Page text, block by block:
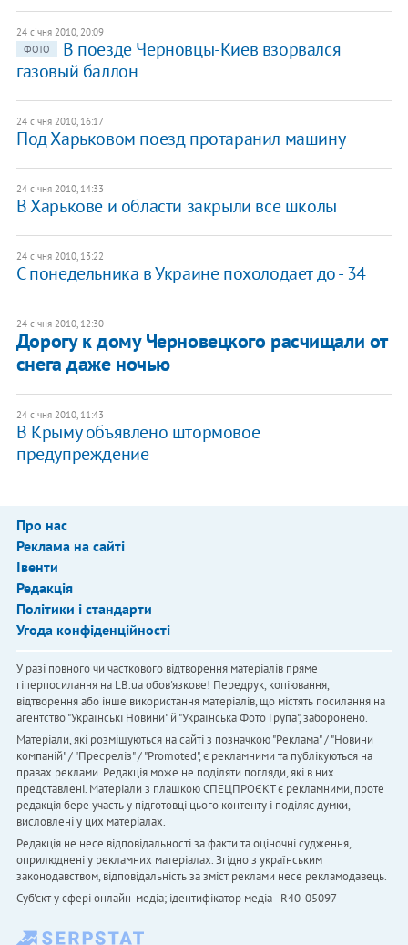
24 січня 2010, 20:09
ФОТО
В поезде Черновцы-Киев взорвался
газовый баллон
24 січня 2010, 16:17
Под Харьковом поезд протаранил машину
24 січня 2010, 14:33
В Харькове и области закрыли все школы
24 січня 2010, 13:22
С понедельника в Украине похолодает до - 34
24 січня 2010, 12:30
Дорогу к дому Черновецкого расчищали от
снега даже ночью
24 січня 2010, 11:43
В Крыму объявлено штормовое
предупреждение
Про нас
Реклама на сайті
Івенти
Редакція
Політики і стандарти
Угода конфіденційності
У разі повного чи часткового відтворення матеріалів пряме
гіперпосилання на LB.ua обов'язкове! Передрук, копіювання,
відтворення або інше використання матеріалів, що містять посилання на
агентство "Українськi Новини" й "Українська Фото Група", заборонено.
Матеріали, які розміщуються на сайті з позначкою "Реклама" / "Новини
компаній" / "Пресреліз" / "Promoted", є рекламними та публікуються на
правах реклами. Редакція може не поділяти погляди, які в них
представлені. Матеріали з плашкою СПЕЦПРОЄКТ є рекламними, проте
редакція бере участь у підготовці цього контенту і поділяє думки,
висловлені у цих матеріалах.
Редакція не несе відповідальності за факти та оціночні судження,
оприлюднені у рекламних матеріалах. Згідно з українським
законодавством, відповідальність за зміст реклами несе рекламодавець.
Cуб'єкт у сфері онлайн-медіа; ідентифікатор медіа - R40-05097